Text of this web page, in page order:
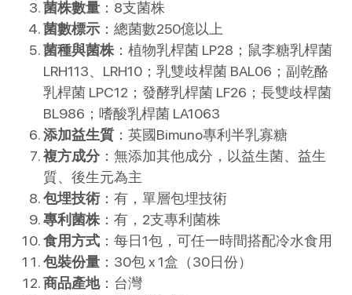
菌株數量 ：8支菌株
菌數標示 ：總菌數250億以上
菌種與菌株 ：植物乳桿菌 LP28；鼠李糖乳桿菌
LRH113、LRH10；乳雙歧桿菌 BAL06；副乾酪
乳桿菌 LPC12；發酵乳桿菌 LF26；長雙歧桿菌
BL986；嗜酸乳桿菌 LA1063
添加益生質 ：英國Bimuno專利半乳寡糖
複方成分：無添加其他成分，以益生菌、益生
質、後生元為主
包埋技術 ：有，單層包埋技術
專利菌株 ：有，2支專利菌株
食用方式 ：每日1包，可任一時間搭配冷水食用
包裝份量 ：30包 x 1盒（30日份）
商品產地：台灣